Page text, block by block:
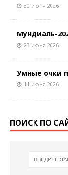
30 июня 2026
Мундиаль-
23 июня 2026
Умные очки
11 июня 2026
ПОИСК ПО